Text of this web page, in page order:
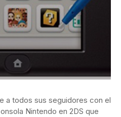
a todos sus seguidores con el
Nintendo en 2DS que